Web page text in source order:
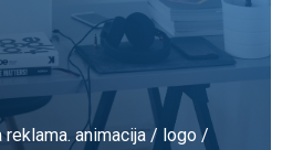
animacija / logo /